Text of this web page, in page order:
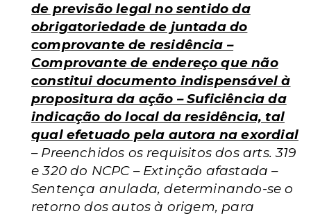
de previsão legal no sentido da
obrigatoriedade de juntada do
comprovante de residência –
Comprovante de endereço que não
constitui documento indispensável à
propositura da ação – Suficiência da
indicação do local da residência, tal
qual efetuado pela autora na exordial
– Preenchidos os requisitos dos arts. 319
e 320 do NCPC – Extinção afastada –
Sentença anulada, determinando-se o
retorno dos autos à origem, para